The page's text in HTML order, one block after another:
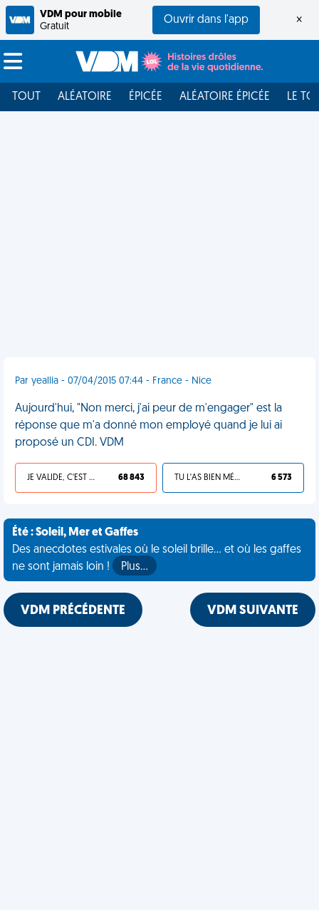
VDM pour mobile
Gratuit
Ouvrir dans l'app ×
TOUT ALÉATOIRE ÉPICÉE ALÉATOIRE ÉPICÉE LE
Par yeallia - 07/04/2015 07:44 - France - Nice
Aujourd'hui, "Non merci, j'ai peur de m'engager" est la
réponse que m'a donné mon employé quand je lui ai
proposé un CDI. VDM
JE VALIDE, C'EST UNE VDM 68 843 TU L'AS BIEN MÉRITÉ 6 573
Été : Soleil, Mer et Gaffes
Des anecdotes estivales où le soleil brille... et où les gaffes
ne sont jamais loin !
Plus…
VDM PRÉCÉDENTE VDM SUIVANTE